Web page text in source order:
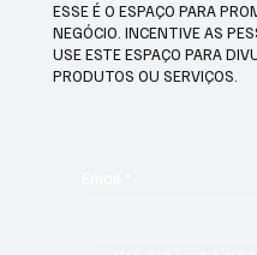
ESSE É O ESPAÇO PARA
NEGÓCIO. INCENTIVE AS
USE ESTE ESPAÇO PARA
PRODUTOS OU SERVIÇOS.